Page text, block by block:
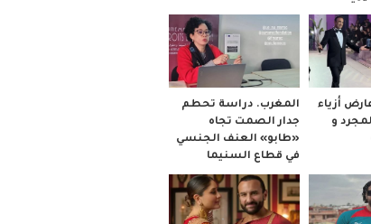
أزياء
و
المغرب. دراسة تحطم
جدار الصمت تجاه
«طابو» العنف الجنسي
في قطاع السنيما